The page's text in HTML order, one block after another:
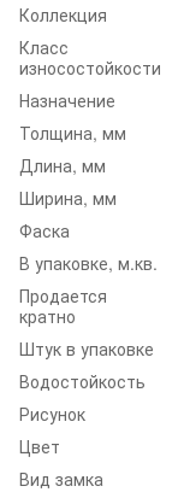
Коллекция
Класс
износостойкости
Назначение
Толщина, мм
Длина, мм
Ширина, мм
Фаска
В упаковке, м.кв.
Продается
кратно
Штук в упаковке
Водостойкость
Рисунок
Цвет
Вид замка